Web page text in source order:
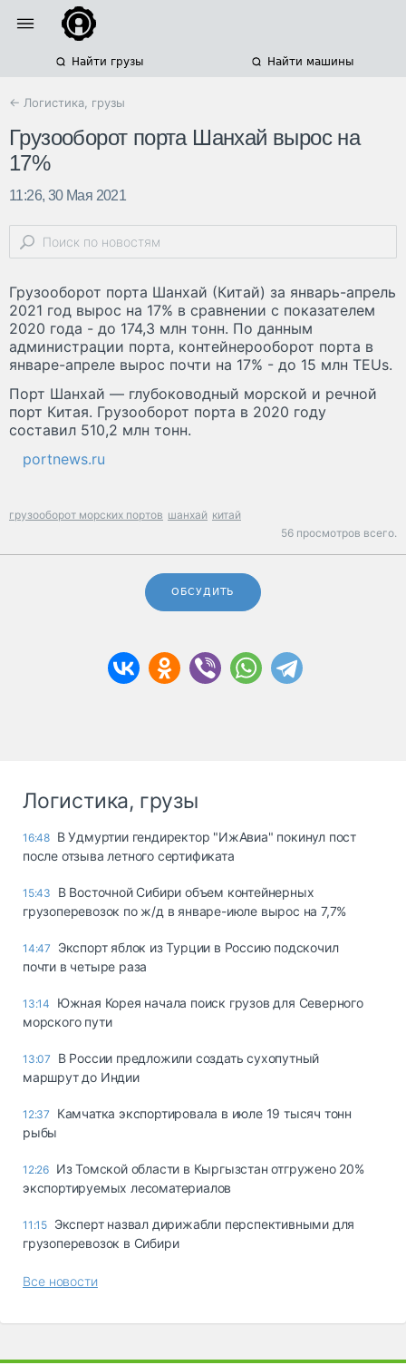
Найти грузы Найти машины
← Логистика, грузы
Грузооборот порта Шанхай вырос на
17%
11:26, 30 Мая 2021
Грузооборот порта Шанхай (Китай) за январь-апрель
2021 год вырос на 17% в сравнении с показателем
2020 года - до 174,3 млн тонн. По данным
администрации порта, контейнерооборот порта в
январе-апреле вырос почти на 17% - до 15 млн TEUs.
Порт Шанхай — глубоководный морской и речной
порт Китая. Грузооборот порта в 2020 году
составил 510,2 млн тонн.
portnews.ru
грузооборот морских портов шанхай китай
56 просмотров всего.
ОБСУДИТЬ
Логистика, грузы
16:48 В Удмуртии гендиректор "ИжАвиа" покинул пост
после отзыва летного сертификата
15:43
В Восточной Сибири объем контейнерных
грузоперевозок по ж/д в январе-июле вырос на 7,7%
14:47
Экспорт яблок из Турции в Россию подскочил
почти в четыре раза
13:14
Южная Корея начала поиск грузов для Северного
морского пути
13:07
В России предложили создать сухопутный
маршрут до Индии
12:37
Камчатка экспортировала в июле 19 тысяч тонн
рыбы
12:26 Из Томской области в Кыргызстан отгружено 20%
экспортируемых лесоматериалов
11:15 Эксперт назвал дирижабли перспективными для
грузоперевозок в Сибири
Все новости